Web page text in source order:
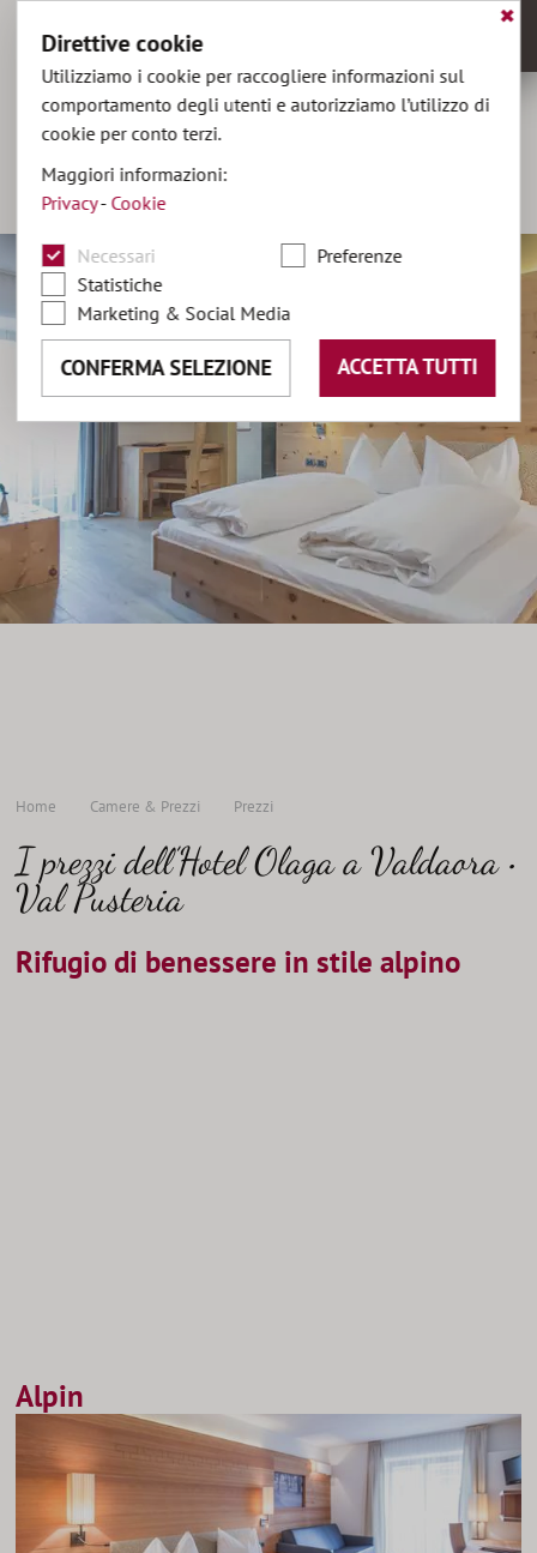
+39 0474 496141
Home Camere & Prezzi Prezzi
I prezzi dell’Hotel Olaga a Valdaora •
Val Pusteria
Rifugio di benessere in stile alpino
Alpin
✖
Direttive cookie
Utilizziamo i cookie per raccogliere informazioni sul
comportamento degli utenti e autorizziamo l’utilizzo di
cookie per conto terzi.
Maggiori informazioni:
Privacy- Cookie
Necessari
Preferenze
Statistiche
Marketing & Social Media
CONFERMA SELEZIONE ACCETTA TUTTI